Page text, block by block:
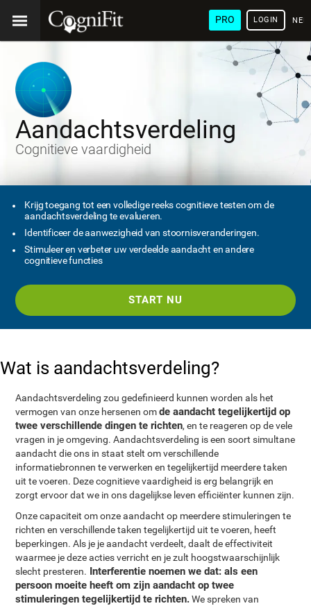
PRO LOGIN
Aandachtsverdeling
Cognitieve vaardigheid
Krijg toegang tot een volledige reeks cognitieve testen om de
aandachtsverdeling te evalueren.
Identificeer de aanwezigheid van stoornisveranderingen.
Stimuleer en verbeter uw verdeelde aandacht en andere
cognitieve functies
START NU
Wat is aandachtsverdeling?
Aandachtsverdeling zou gedefinieerd kunnen worden als het
vermogen van onze hersenen omde aandacht tegelijkertijd op
twee verschillende dingen te richten, en te reageren op de vele
vragen in je omgeving. Aandachtsverdeling is een soort simultane
aandacht die ons in staat stelt om verschillende
informatiebronnen te verwerken en tegelijkertijd meerdere taken
uit te voeren. Deze cognitieve vaardigheid is erg belangrijk en
zorgt ervoor dat we in ons dagelijkse leven efficiënter kunnen zijn.
Onze capaciteit om onze aandacht op meerdere stimuleringen te
richten en verschillende taken tegelijkertijd uit te voeren, heeft
beperkingen. Als je je aandacht verdeelt, daalt de effectiviteit
waarmee je deze acties verricht en je zult hoogstwaarschijnlijk
slecht presteren. Interferentie noemen we dat: als een
persoon moeite heeft om zijn aandacht op twee
stimuleringen tegelijkertijd te richten.We spreken van